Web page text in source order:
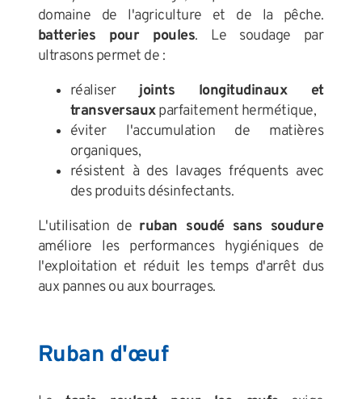
domaine de l'agriculture et de la pêche.
batteries pour poules. Le soudage par
ultrasons permet de :
réaliserjoints longitudinaux et
transversauxparfaitement hermétique,
éviter l'accumulation de matières
organiques,
résistent à des lavages fréquents avec
des produits désinfectants.
L'utilisation de ruban soudé sans soudure
améliore les performances hygiéniques de
l'exploitation et réduit les temps d'arrêt dus
aux pannes ou aux bourrages.
Ruban d'œuf